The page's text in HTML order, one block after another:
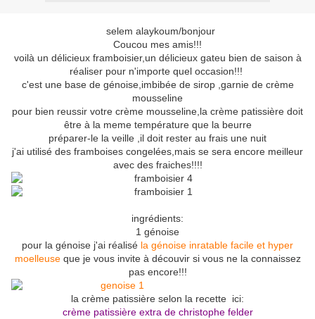
selem alaykoum/bonjour
Coucou mes amis!!!
voilà un délicieux framboisier,un délicieux gateu bien de saison à
réaliser pour n'importe quel occasion!!!
c'est une base de génoise,imbibée de sirop ,garnie de crème
mousseline
pour bien reussir votre crème mousseline,la crème patissière doit
être à la meme température que la beurre
préparer-le la veille ,il doit rester au frais une nuit
j'ai utilisé des framboises congelées,mais se sera encore meilleur
avec des fraiches!!!!
ingrédients:
1 génoise
pour la génoise j'ai réalisé la génoise inratable facile et hyper
moelleuseque je vous invite à découvir si vous ne la connaissez
pas encore!!!
la crème patissière selon la recette ici:
crème patissière extra de christophe felder